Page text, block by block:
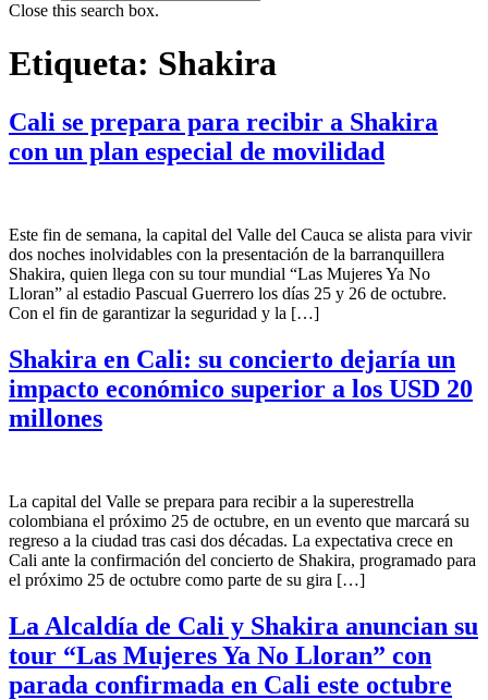
Close this search box.
Etiqueta: Shakira
Cali se prepara para recibir a Shakira
con un plan especial de movilidad
Este fin de semana, la capital del Valle del Cauca se alista para vivir
dos noches inolvidables con la presentación de la barranquillera
Shakira, quien llega con su tour mundial “Las Mujeres Ya No
Lloran” al estadio Pascual Guerrero los días 25 y 26 de octubre.
Con el fin de garantizar la seguridad y la […]
Shakira en Cali: su concierto dejaría un
impacto económico superior a los USD 20
millones
La capital del Valle se prepara para recibir a la superestrella
colombiana el próximo 25 de octubre, en un evento que marcará su
regreso a la ciudad tras casi dos décadas. La expectativa crece en
Cali ante la confirmación del concierto de Shakira, programado para
el próximo 25 de octubre como parte de su gira […]
La Alcaldía de Cali y Shakira anuncian su
tour “Las Mujeres Ya No Lloran” con
parada confirmada en Cali este octubre